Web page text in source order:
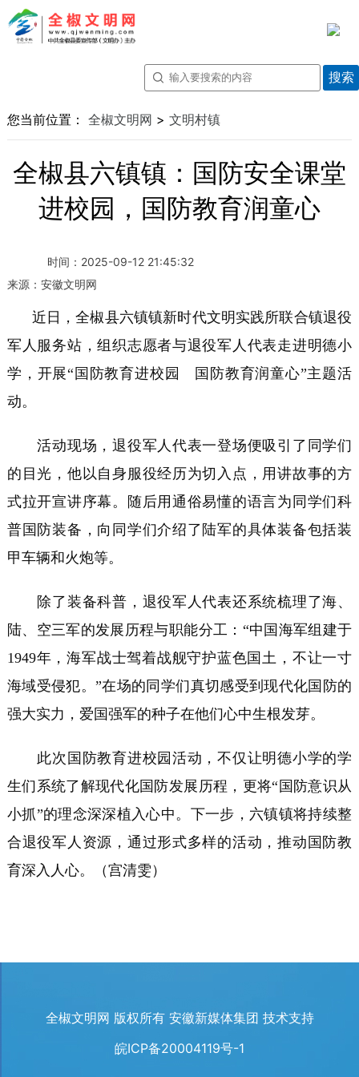
您当前位置： 全椒文明网 > 文明村镇
全椒县六镇镇：国防安全课堂
进校园，国防教育润童心
时间： 2025-09-12 21:45:32
来源： 安徽文明网
近日，全椒县六镇镇新时代文明实践所联合镇退役
军人服务站，组织志愿者与退役军人代表走进明德小
学，开展“国防教育进校园 国防教育润童心”主题活
动。
活动现场，退役军人代表一登场便吸引了同学们
的目光，他以自身服役经历为切入点，用讲故事的方
式拉开宣讲序幕。随后用通俗易懂的语言为同学们科
普国防装备，向同学们介绍了陆军的具体装备包括装
甲车辆和火炮等。
除了装备科普，退役军人代表还系统梳理了海、
陆、空三军的发展历程与职能分工：“中国海军组建于
1949年，海军战士驾着战舰守护蓝色国土，不让一寸
海域受侵犯。”在场的同学们真切感受到现代化国防的
强大实力，爱国强军的种子在他们心中生根发芽。
此次国防教育进校园活动，不仅让明德小学的学
生们系统了解现代化国防发展历程，更将“国防意识从
小抓”的理念深深植入心中。下一步，六镇镇将持续整
合退役军人资源，通过形式多样的活动，推动国防教
育深入人心。（宫清雯 ）
全椒文明网 版权所有 安徽新媒体集团 技术支持
皖ICP备20004119号-1